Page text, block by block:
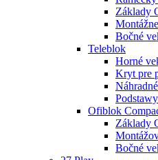
Základy
Bočné
Teleblok
Horné
Kryt pre
Ofiblok
Základy
Bočné